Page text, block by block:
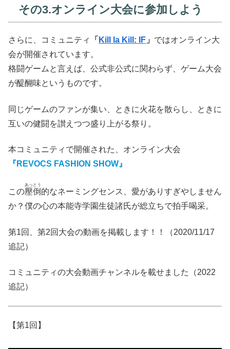
その3.オンライン大会に参加しよう
さらに、コミュニティ 「 Kill la Kill: IF 」 ではオンライン大
会が開催されています。
格闘ゲームと言えば、公式非公式に関わらず、ゲーム大会
が醍醐味というものです。
同じゲームのファンが集い、ときに火花を散らし、ときに
互いの健闘を讃えつつ盛り上がる祭り。
本コミュニティで開催された、オンライン大会
『REVOCS FASHION SHOW』
この壓倒
あっとう
的なネーミングセンス、愛がありすぎやしません
か？僕の心の本能寺学園生徒諸氏が総立ちで拍手喝采。
第1回、第2回大会の動画を掲載します！！（2020/11/17
追記）
コミュニティの大会動画チャンネルを載せました（2022
追記）
【第1回】